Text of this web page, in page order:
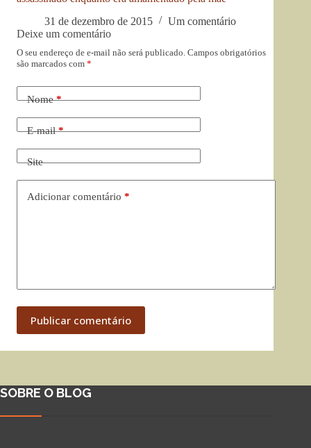
31 de dezembro de 2015
Um comentário
Deixe um comentário
O seu endereço de e-mail não será publicado. Campos obrigatórios
são marcados com *
Nome*
E-mail*
Site
Adicionar comentário *
Publicar comentário
SOBRE O BLOG